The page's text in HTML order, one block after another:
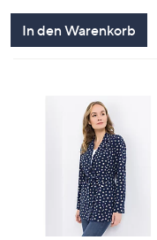
In den Warenkorb